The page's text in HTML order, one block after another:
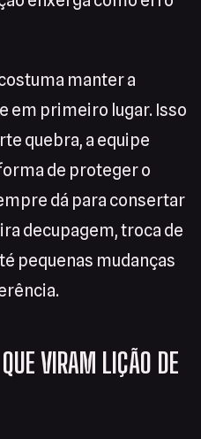
manter a
em primeiro lugar. Isso
quebra, a equipe
de proteger o
dá para consertar
decupagem, troca de
pequenas mudanças
VIRAM LIÇÃO DE